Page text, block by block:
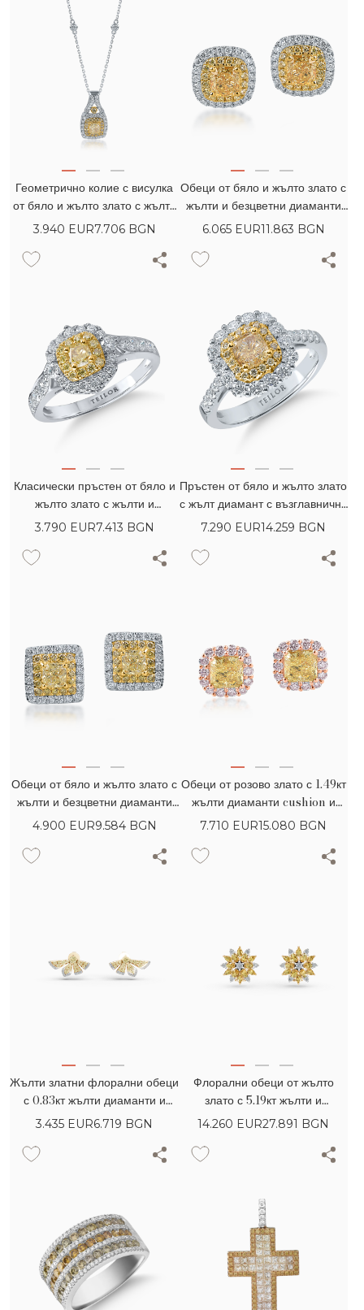
Геометрично колие с висулка
от бяло и жълто злато с жълти
и безцветни диаманти 0.76кт
3.940 EUR7.706 BGN
Обеци от бяло и жълто злато с
жълти и безцветни диаманти
1.37кт с възглавнична и кръгла
6.065 EUR11.863 BGN
Класически пръстен от бяло и
жълто злато с жълти и
безцветни диаманти 0.92кт
3.790 EUR7.413 BGN
Пръстен от бяло и жълто злато
с жълт диамант с възглавнична
шлифовка 0.71кт и жълти и
7.290 EUR14.259 BGN
Обеци от бяло и жълто злато с
жълти и безцветни диаманти
1.31кт с възглавнична и кръгла
4.900 EUR9.584 BGN
Обеци от розово злато с 1.49кт
жълти диаманти cushion и
0.43кт розови диаманти
7.710 EUR15.080 BGN
Жълти златни флорални обеци
с 0.83кт жълти диаманти и
0.11кт диаманти
3.435 EUR6.719 BGN
Флорални обеци от жълто
злато с 5.19кт жълти и
прозрачни диаманти
14.260 EUR27.891 BGN